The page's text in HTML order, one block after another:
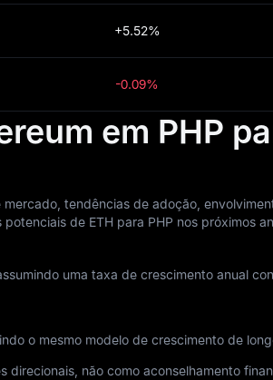
+5.52%
-0.09%
em PHP
tendências de adoção,
de ETH para PHP nos próximos
uma taxa de crescimento anual
o mesmo modelo de crescimento de
direcionais, não como aconselhamento